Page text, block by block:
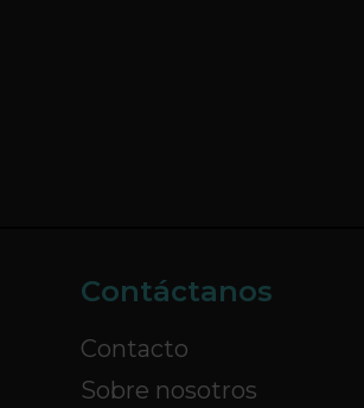
Contáctanos
Contacto
Sobre nosotros